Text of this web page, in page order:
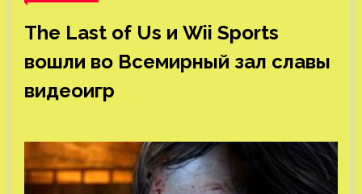
The Last of Us и Wii Sports
вошли во Всемирный зал славы
видеоигр